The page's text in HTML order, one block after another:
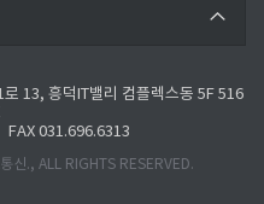
13, 흥덕IT밸리 컴플렉스동 5F 516
031.696.6313
., ALL RIGHTS RESERVED.